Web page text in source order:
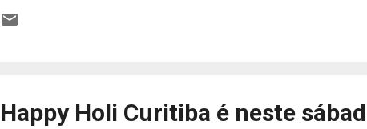
As belas e competentes gerentes da Rede
Happy Holi Curitiba é neste